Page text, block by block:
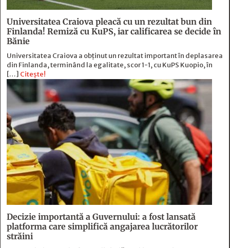
Universitatea Craiova pleacă cu un rezultat bun din
Finlanda! Remiză cu KuPS, iar calificarea se decide în
Bănie
Universitatea Craiova a obținut un rezultat important în deplasarea
din Finlanda, terminând la egalitate, scor 1-1, cu KuPS Kuopio, în
[…] Citește!
Decizie importantă a Guvernului: a fost lansată
platforma care simplifică angajarea lucrătorilor
străini